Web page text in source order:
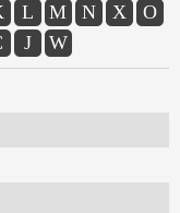
L M N X
O
J W